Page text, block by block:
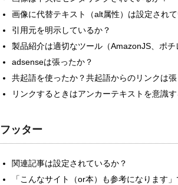
画像に代替テキスト（alt属性）は設定され
引用元を明示しているか？
製品紹介は適切なツール（AmazonJS、ポ
adsenseは張ったか？
共起語を使ったか？共起語からのリンクは
リンクするときはアンカーテキストを意識す
フッター
関連記事は設定されているか？
「こんなサイト（or本）も参考になります